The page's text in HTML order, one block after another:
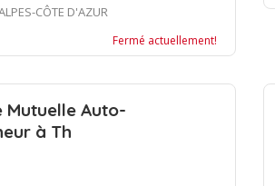
CÔTE D'AZUR
Fermé actuellement!
Mutuelle Auto-
à Th